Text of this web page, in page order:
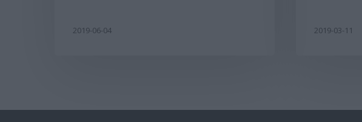
2019-06-04 2019-03-11